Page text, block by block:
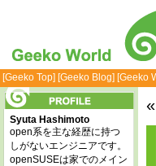
[Geeko Top] [Geeko Blog] [Geeko
«
Syuta Hashimoto
open系を主な経歴に持つ
しがないエンジニアです。
openSUSEは家でのメイン